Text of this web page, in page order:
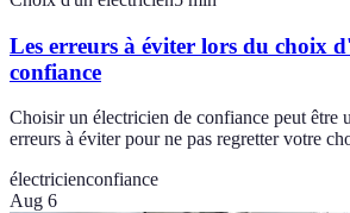
Les erreurs à éviter lors du choix
confiance
Choisir un électricien de confiance peut être
erreurs à éviter pour ne pas regretter votre
électricienconfiance
Aug 6